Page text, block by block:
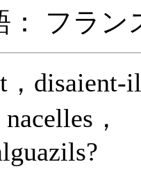
： フラン
disaient-
，